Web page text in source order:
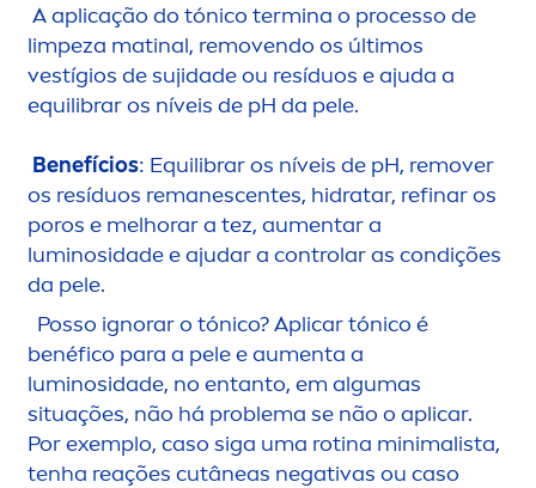
A aplicação do tónico termina o processo de
limpeza matinal, removendo os últimos
vestígios de sujidade ou resíduos e ajuda a
equilibrar os níveis de pH da pele.
Benefícios: Equilibrar os níveis de pH, remover
os resíduos remanescentes, hidratar, refinar os
poros e melhorar a tez, aumentar a
luminosidade e ajudar a controlar as condições
da pele.
Posso ignorar o tónico? Aplicar tónico é
benéfico para a pele e aumenta a
luminosidade, no entanto, em algumas
situações, não há problema se não o aplicar.
Por exemplo, caso siga uma rotina minimalista,
tenha reações cutâneas negativas ou caso